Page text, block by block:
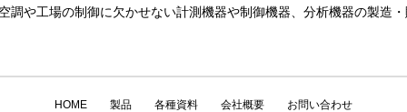
調や工場の制御に欠かせない計測機器や制御機器、分析機器の製造
HOME 製品 各種資料 会社概要 お問い合わせ